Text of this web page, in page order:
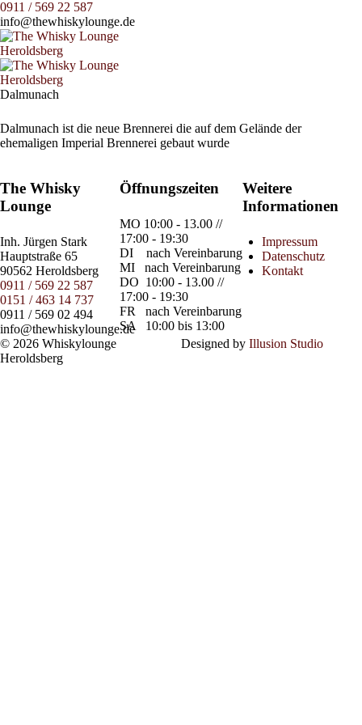
0911 / 569 22 587
info@thewhiskylounge.de
Dalmunach
Dalmunach ist die neue Brennerei die auf dem Gelände der
ehemaligen Imperial Brennerei gebaut wurde
The Whisky
Lounge
Inh. Jürgen Stark
Hauptstraße 65
90562 Heroldsberg
0911 / 569 22 587
0151 / 463 14 737
0911 / 569 02 494
info@thewhiskylounge.de
Öffnungszeiten
MO 10:00 - 13.00 //
17:00 - 19:30
DI
nach Vereinbarung
MI
nach Vereinbarung
DO 10:00 - 13.00 //
17:00 - 19:30
FR
nach Vereinbarung
SA
10:00 bis 13:00
Weitere
Informationen
Impressum
Datenschutz
Kontakt
© 2026 Whiskylounge
Heroldsberg
Designed by Illusion Studio